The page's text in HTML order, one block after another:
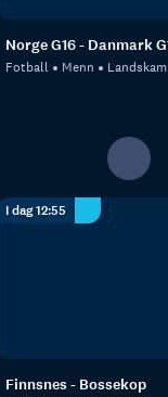
Norge G16 - Danmark
Fotball Menn
I dag 12:55
Finnsnes - Bossekop